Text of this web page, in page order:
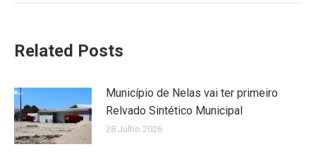
Related Posts
Município de Nelas vai ter primeiro
Relvado Sintético Municipal
28 Julho 2026